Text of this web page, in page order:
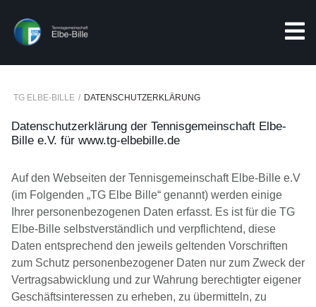
TG ELBE-BILLE DATENSCHUTZERKLÄRUNG
Datenschutzerklärung der Tennisgemeinschaft Elbe-
Bille e.V. für www.tg-elbebille.de
Auf den Webseiten der Tennisgemeinschaft Elbe-Bille e.V
(im Folgenden „TG Elbe Bille“ genannt) werden einige
Ihrer personenbezogenen Daten erfasst. Es ist für die TG
Elbe-Bille selbstverständlich und verpflichtend, diese
Daten entsprechend den jeweils geltenden Vorschriften
zum Schutz personenbezogener Daten nur zum Zweck der
Vertragsabwicklung und zur Wahrung berechtigter eigener
Geschäftsinteressen zu erheben, zu übermitteln, zu